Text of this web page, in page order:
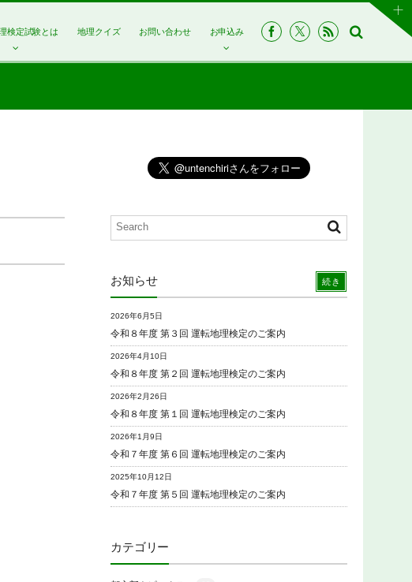
検定試験とは 地理クイズ お問い合わせ お申込み
お知らせ
2026年6月5日
令和８年度 第３回 運転地理検定のご案内
2026年4月10日
令和８年度 第２回 運転地理検定のご案内
2026年2月26日
令和８年度 第１回 運転地理検定のご案内
2026年1月9日
令和７年度 第６回 運転地理検定のご案内
2025年10月12日
令和７年度 第５回 運転地理検定のご案内
続き
カテゴリー